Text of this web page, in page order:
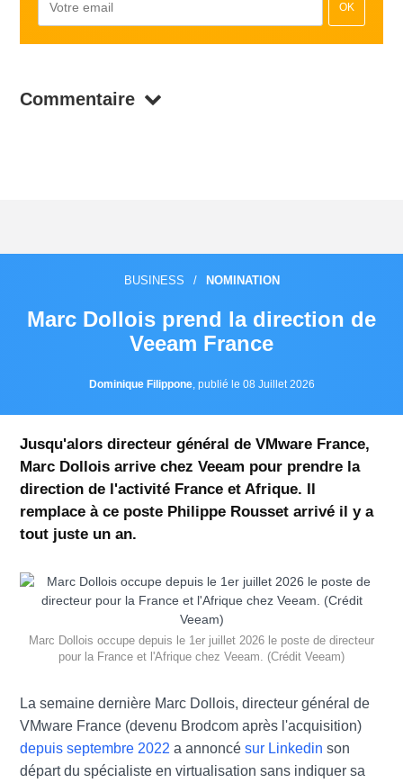
OK
Commentaire
BUSINESS / NOMINATION
Marc Dollois prend la direction de
Veeam France
Dominique Filippone, publié le 08 Juillet 2026
Jusqu'alors directeur général de VMware France,
Marc Dollois arrive chez Veeam pour prendre la
direction de l'activité France et Afrique. Il
remplace à ce poste Philippe Rousset arrivé il y a
tout juste un an.
Marc Dollois occupe depuis le 1er juillet 2026 le poste de directeur
pour la France et l'Afrique chez Veeam. (Crédit Veeam)
La semaine dernière Marc Dollois, directeur général de
VMware France (devenu Brodcom après l'acquisition)
depuis septembre 2022 a annoncé sur Linkedin son
départ du spécialiste en virtualisation sans indiquer sa